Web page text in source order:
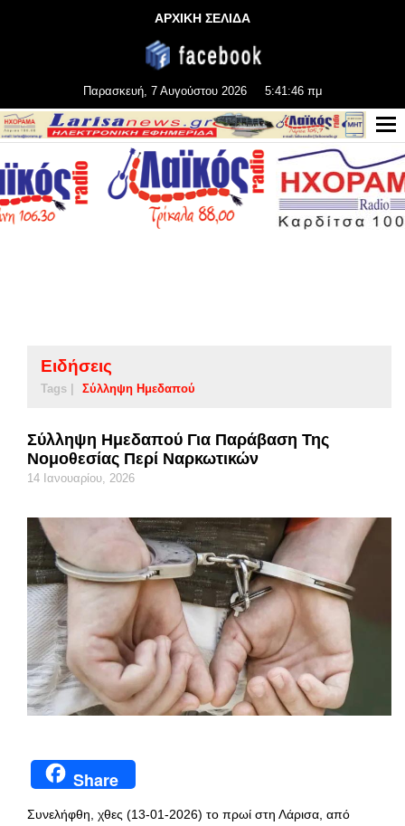
ΑΡΧΙΚΗ ΣΕΛΙΔΑ
Παρασκευή, 7 Αυγούστου 2026 5:41:46 πμ
Ειδήσεις
Tags | Σύλληψη Ημεδαπού
Σύλληψη Ημεδαπού Για Παράβαση Της
Νομοθεσίας Περί Ναρκωτικών
14 Ιανουαρίου, 2026
Share
Συνελήφθη, χθες (13-01-2026) το πρωί στη Λάρισα, από